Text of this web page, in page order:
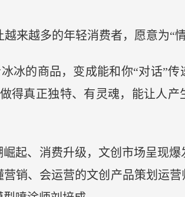
来越多的年轻消费者，愿意为“情
冰的商品，变成能和你“对话”传
得真正独特、有灵魂，能让人产
起、消费升级，文创市场呈现
销、会运营的文创产品策划运